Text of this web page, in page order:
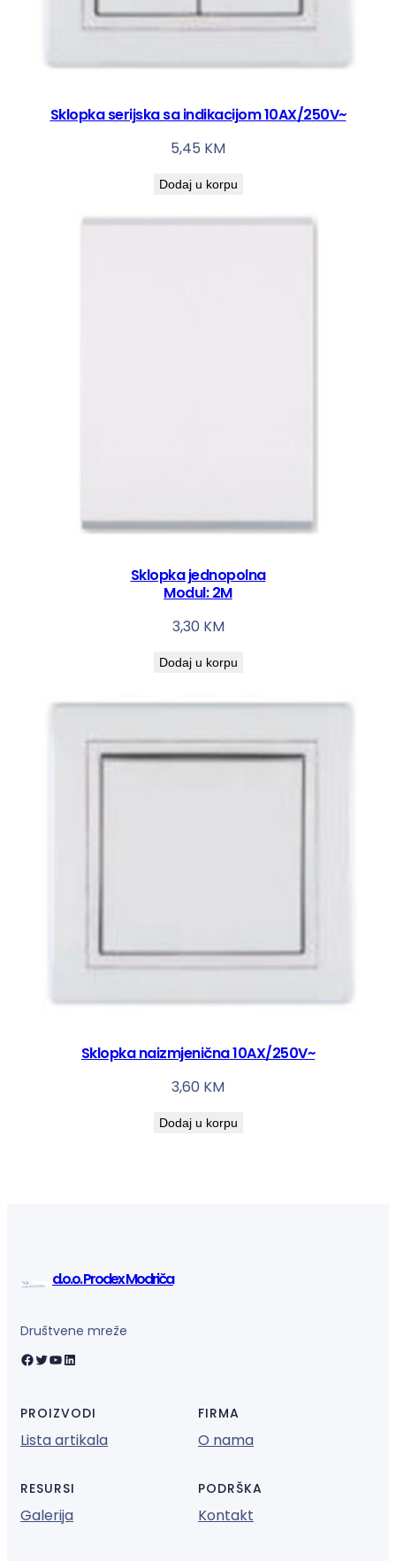
Sklopka serijska sa indikacijom 10AX/250V~
5,45 KM
Dodaj u korpu
Sklopka jednopolna
Modul: 2M
3,30 KM
Dodaj u korpu
Sklopka naizmjenična 10AX/250V~
3,60 KM
Dodaj u korpu
d.o.o. Prodex Modriča
Društvene mreže
Facebook Twitter YouTube LinkedIn
PROIZVODI
Lista artikala
FIRMA
O nama
RESURSI
Galerija
PODRŠKA
Kontakt